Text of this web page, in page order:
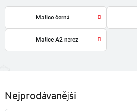
Matice černá
Matice A2 nerez
Nejprodávanější